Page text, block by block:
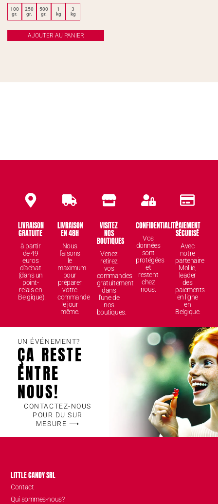
100
gr.
250
gr.
500
gr.
1
kg
3
kg
AJOUTER AU PANIER
LIVRAISON
GRATUITE
à partir
de 49
euros
d'achat
(dans un
point-
relais en
Belgique).
LIVRAISON
EN 48H
Nous
faisons
le
maximum
pour
préparer
votre
commande
le jour
même.
VISITEZ
NOS
BOUTIQUES
Venez
retirez
vos
commandes
gratuitement
dans
l'une de
nos
boutiques.
CONFIDENTIALITÉ
Vos
données
sont
protégées
et
restent
chez
nous.
PAIEMENT
SÉCURISÉ
Avec
notre
partenaire
Mollie,
leader
des
paiements
en ligne
en
Belgique.
UN ÉVÉNEMENT?
ÇA RESTE
ENTRE
NOUS!
CONTACTEZ-NOUS
POUR DU SUR
MESURE ⟶
LITTLE CANDY SRL
Contact
Qui sommes-nous?